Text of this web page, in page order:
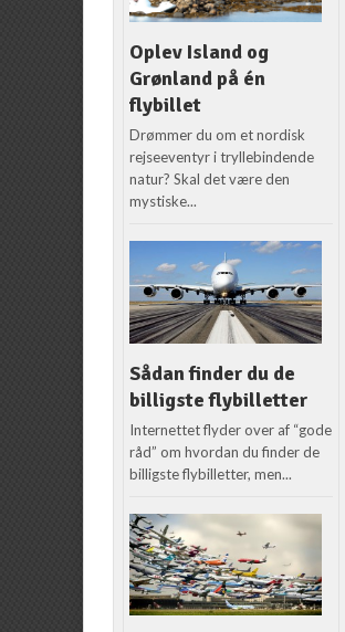
Oplev Island og
Grønland på én
flybillet
Drømmer du om et nordisk
rejseeventyr i tryllebindende
natur? Skal det være den
mystiske...
Sådan finder du de
billigste flybilletter
Internettet flyder over af “gode
råd” om hvordan du finder de
billigste flybilletter, men...